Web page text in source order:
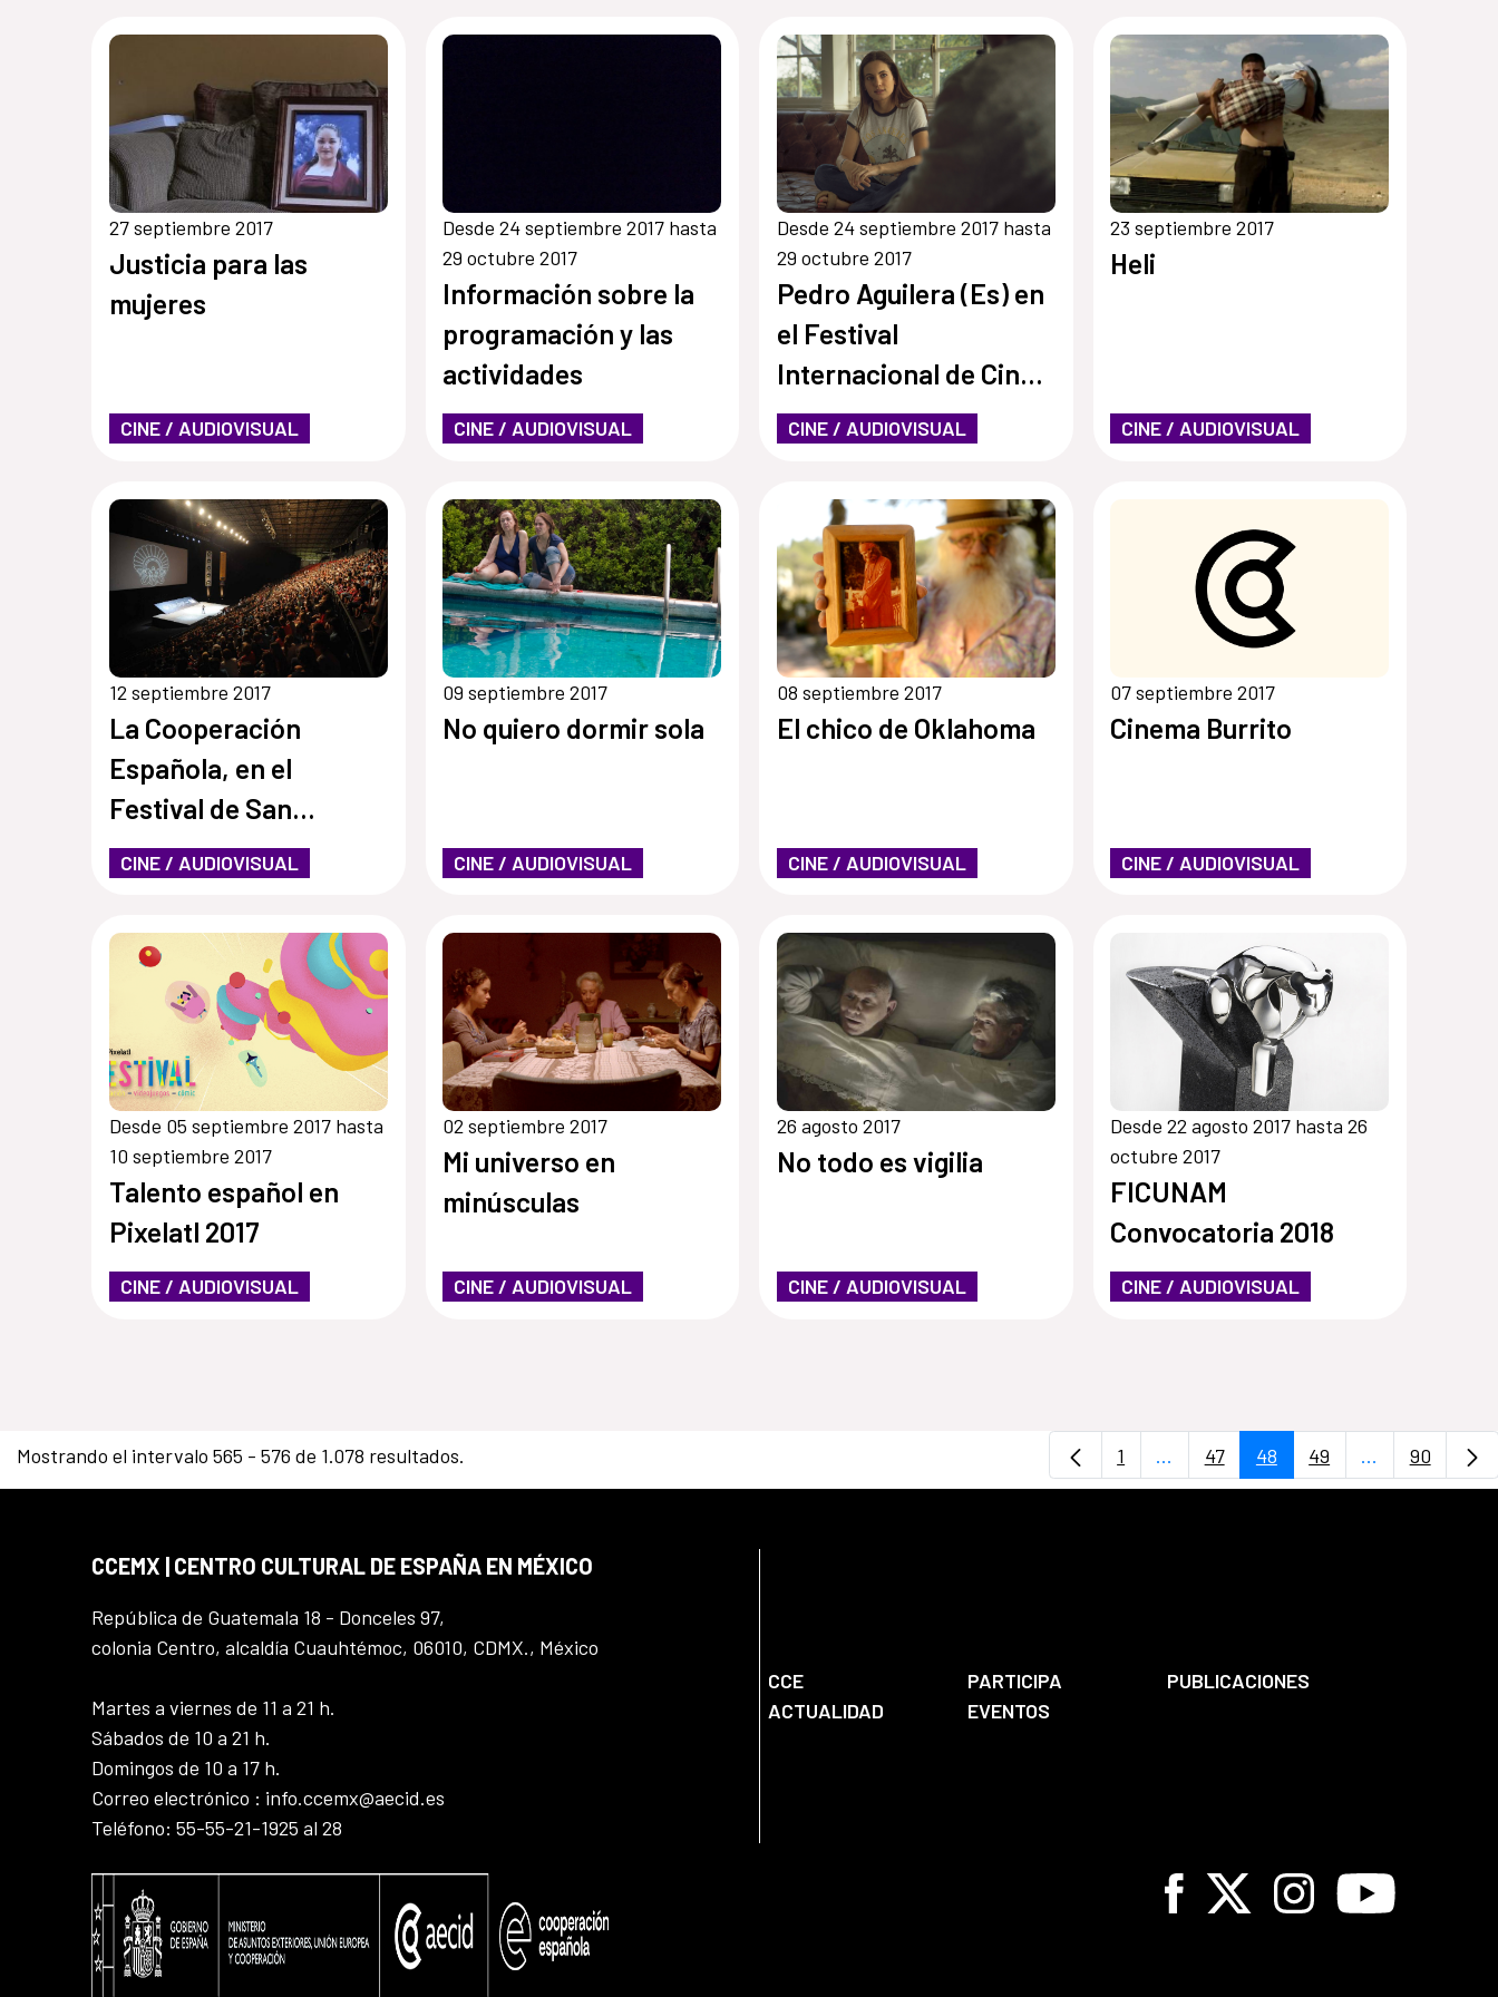
27 septiembre 2017
Justicia para las
mujeres
CINE / AUDIOVISUAL
Desde 24 septiembre 2017 hasta
29 octubre 2017
Información sobre la
programación y las
actividades
CINE / AUDIOVISUAL
Desde 24 septiembre 2017 hasta
29 octubre 2017
Pedro Aguilera (Es) en
el Festival
Internacional de Cine
de Morelia
CINE / AUDIOVISUAL
23 septiembre 2017
Heli
CINE / AUDIOVISUAL
12 septiembre 2017
La Cooperación
Española, en el
Festival de San
Sebastián
CINE / AUDIOVISUAL
09 septiembre 2017
No quiero dormir sola
CINE / AUDIOVISUAL
08 septiembre 2017
El chico de Oklahoma
CINE / AUDIOVISUAL
07 septiembre 2017
Cinema Burrito
CINE / AUDIOVISUAL
Desde 05 septiembre 2017 hasta
10 septiembre 2017
Talento español en
Pixelatl 2017
CINE / AUDIOVISUAL
02 septiembre 2017
Mi universo en
minúsculas
CINE / AUDIOVISUAL
26 agosto 2017
No todo es vigilia
CINE / AUDIOVISUAL
Desde 22 agosto 2017 hasta 26
octubre 2017
FICUNAM
Convocatoria 2018
CINE / AUDIOVISUAL
Mostrando el intervalo 565 - 576 de 1.078 resultados. Página
1 ...Páginas intermedias Use TAB para
Página
47 Página
48 Página
49 ...PáginasPágina
90
CCEMX | CENTRO CULTURAL DE ESPAÑA EN MÉXICO
República de Guatemala 18 - Donceles 97,
colonia Centro, alcaldía Cuauhtémoc, 06010, CDMX., México
Martes a viernes de 11 a 21 h.
Sábados de 10 a 21 h.
Domingos de 10 a 17 h.
Correo electrónico : info.ccemx@aecid.es
Teléfono: 55-55-21-1925 al 28
CCE PARTICIPA
PUBLICACIONES
ACTUALIDAD
EVENTOS
Facebook
X InstagramYoutube